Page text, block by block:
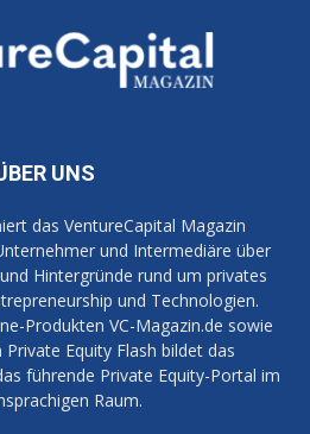
UNS
das VentureCapital Magazin
und Intermediäre über
Hintergründe rund um privates
und Technologien.
Produkten VC-Magazin.de sowie
Equity Flash bildet das
führende Private Equity-Portal im
Raum.